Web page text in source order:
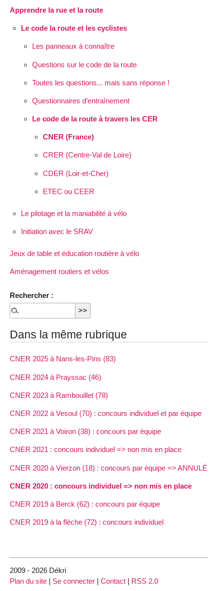
Apprendre la rue et la route
Le code la route et les cyclistes
Les panneaux à connaître
Questions sur le code de la route
Toutes les questions... mais sans réponse !
Questionnaires d’entraînement
Le code de la route à travers les CER
CNER (France)
CRER (Centre-Val de Loire)
CDER (Loir-et-Cher)
ETEC ou CEER
Le pilotage et la maniabilité à vélo
Initiation avec le SRAV
Jeux de table et éducation routière à vélo
Aménagement routiers et vélos
Rechercher :
Dans la même rubrique
CNER 2025 à Nans-les-Pins (83)
CNER 2024 à Prayssac (46)
CNER 2023 à Rambouillet (78)
CNER 2022 à Vesoul (70) : concours individuel et par équipe
CNER 2021 à Voiron (38) : concours par équipe
CNER 2021 : concours individuel => non mis en place
CNER 2020 à Vierzon (18) : concours par équipe => ANNULÉ
CNER 2020 : concours individuel => non mis en place
CNER 2019 à Berck (62) : concours par équipe
CNER 2019 à la flèche (72) : concours individuel
2009 - 2026 Dékri
Plan du site | Se connecter | Contact | RSS 2.0